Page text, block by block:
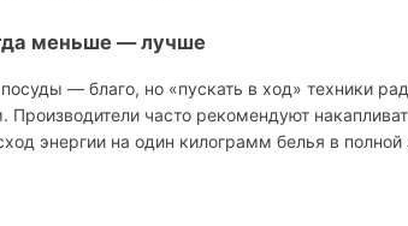
меньше — лучше
— благо, но «пускать в ход» техники
часто рекомендуют
энергии на один килограмм белья в